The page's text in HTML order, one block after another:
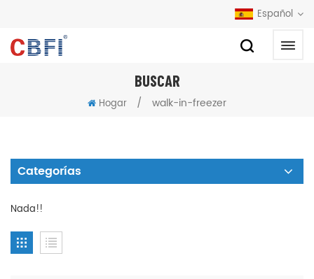
Español
BUSCAR
Hogar / walk-in-freezer
Categorías
Nada!!